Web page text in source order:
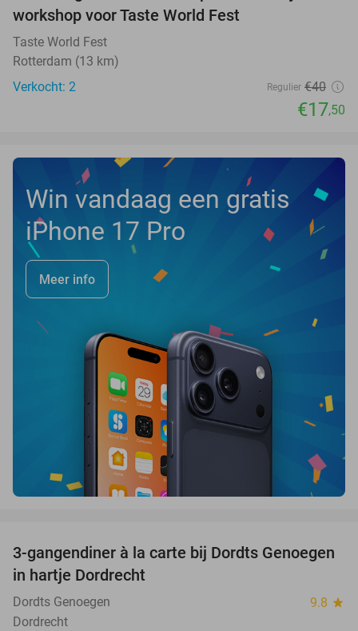
TODAY
workshop voor Taste World Fest
Taste World Fest
Rotterdam (13 km)
Verkocht: 2
Regulier €40
€17,50
Win vandaag een gratis
iPhone 17 Pro
Meer info
31%
3-gangendiner à la carte bij Dordts Genoegen
in hartje Dordrecht
Dordts Genoegen 9.8 star
Dordrecht